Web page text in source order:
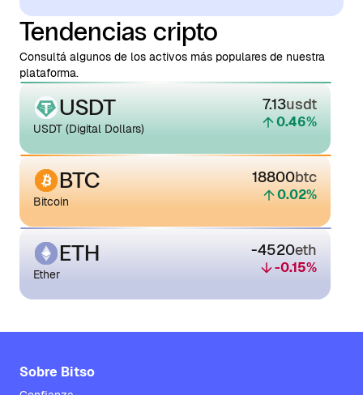
Tendencias cripto
Consultá algunos de los activos más populares de nuestra
plataforma.
USDT
USDT (Digital Dollars)
7.13usdt
0.46%
BTC
Bitcoin
18800btc
0.02%
ETH
Ether
-4520eth
-0.15%
Sobre Bitso